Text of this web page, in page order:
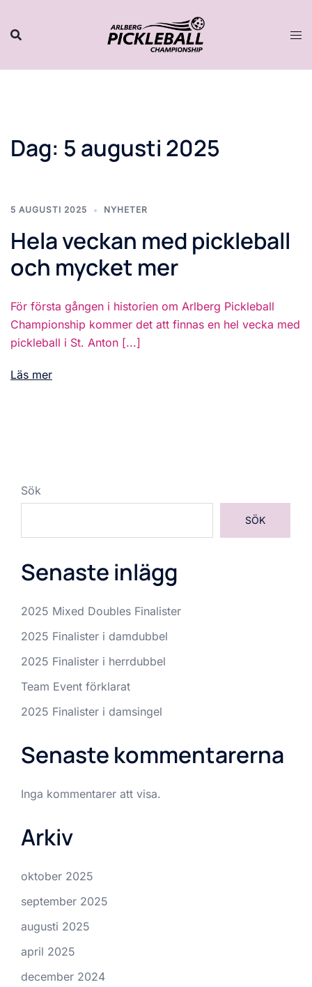
innehåll
Dag: 5 augusti 2025
5 AUGUSTI 2025 NYHETER
Hela veckan med pickleball
och mycket mer
För första gången i historien om Arlberg Pickleball
Championship kommer det att finnas en hel vecka med
pickleball i St. Anton [...]
Läs mer
Sök
SÖK
Senaste inlägg
2025 Mixed Doubles Finalister
2025 Finalister i damdubbel
2025 Finalister i herrdubbel
Team Event förklarat
2025 Finalister i damsingel
Senaste kommentarerna
Inga kommentarer att visa.
Arkiv
oktober 2025
september 2025
augusti 2025
april 2025
december 2024